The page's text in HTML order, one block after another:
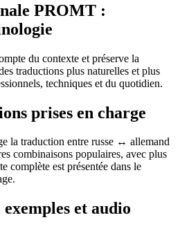
PROMT :
du contexte et préserve la
traductions plus naturelles et plus
techniques et du quotidien.
prises en charge
la traduction entre russe ↔ allemand
combinaisons populaires, avec plus
complète est présentée dans le
et audio